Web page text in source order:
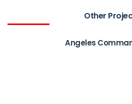
Other
Angeles